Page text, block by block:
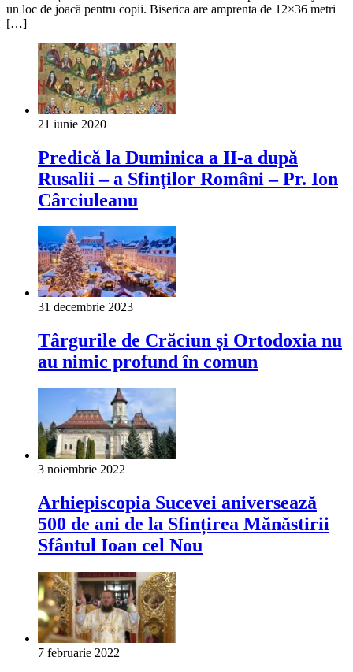
un loc de joacă pentru copii. Biserica are amprenta de 12×36 metri
[…]
21 iunie 2020
Predică la Duminica a II-a după
Rusalii – a Sfinţilor Români – Pr. Ion
Cârciuleanu
31 decembrie 2023
Târgurile de Crăciun și Ortodoxia nu
au nimic profund în comun
3 noiembrie 2022
Arhiepiscopia Sucevei aniversează
500 de ani de la Sfințirea Mănăstirii
Sfântul Ioan cel Nou
7 februarie 2022